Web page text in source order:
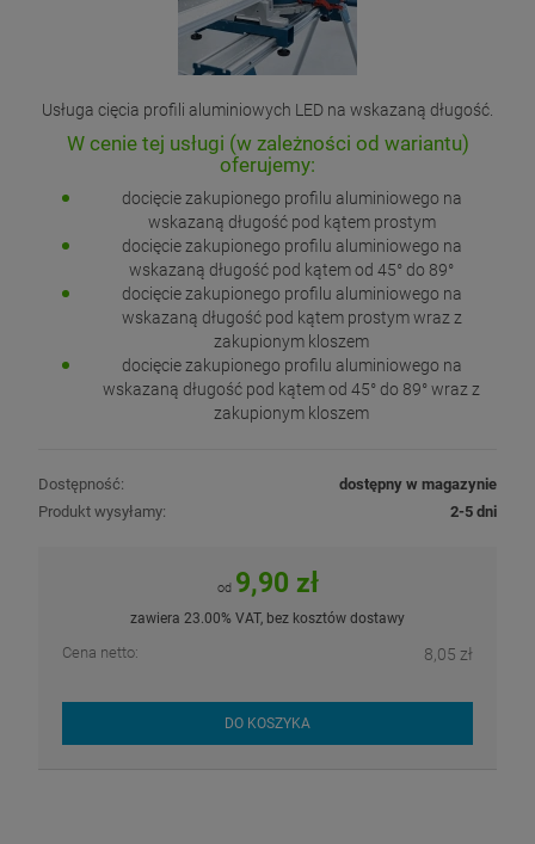
Usługa cięcia profili aluminiowych LED na wskazaną długość.
W cenie tej usługi (w zależności od wariantu)
oferujemy:
docięcie zakupionego profilu aluminiowego na
wskazaną długość pod kątem prostym
docięcie zakupionego profilu aluminiowego na
wskazaną długość pod kątem od 45° do 89°
docięcie zakupionego profilu aluminiowego na
wskazaną długość pod kątem prostym wraz z
zakupionym kloszem
docięcie zakupionego profilu aluminiowego na
wskazaną długość pod kątem od 45° do 89° wraz z
zakupionym kloszem
Dostępność:
dostępny w magazynie
Produkt wysyłamy:
2-5 dni
od 9,90 zł
zawiera 23.00% VAT, bez kosztów dostawy
Cena netto: 8,05 zł
DO KOSZYKA